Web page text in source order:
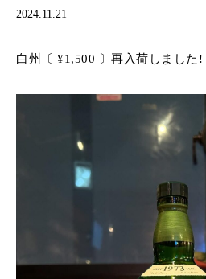
2024.11.21
白州〔 ¥1,500 〕再入荷しました!